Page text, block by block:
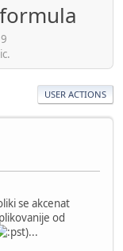
USER ACTIONS
se akcenat
od
)...